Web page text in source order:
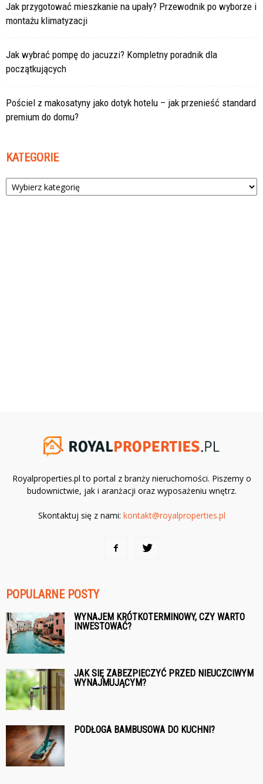
Jak przygotować mieszkanie na upały? Przewodnik po wyborze i
montażu klimatyzacji
Jak wybrać pompę do jacuzzi? Kompletny poradnik dla
początkujących
Pościel z makosatyny jako dotyk hotelu – jak przenieść standard
premium do domu?
KATEGORIE
Kategorie
Royalproperties.pl to portal z branży nieruchomości. Piszemy o
budownictwie, jak i aranżacji oraz wyposażeniu wnętrz.
Skontaktuj się z nami: kontakt@royalproperties.pl
POPULARNE POSTY
WYNAJEM KRÓTKOTERMINOWY, CZY WARTO
INWESTOWAĆ?
JAK SIĘ ZABEZPIECZYĆ PRZED NIEUCZCIWYM
WYNAJMUJĄCYM?
PODŁOGA BAMBUSOWA DO KUCHNI?